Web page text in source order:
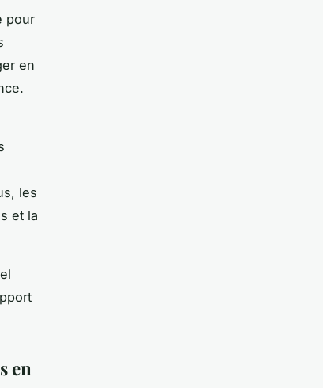
pour
en
les
et la
en